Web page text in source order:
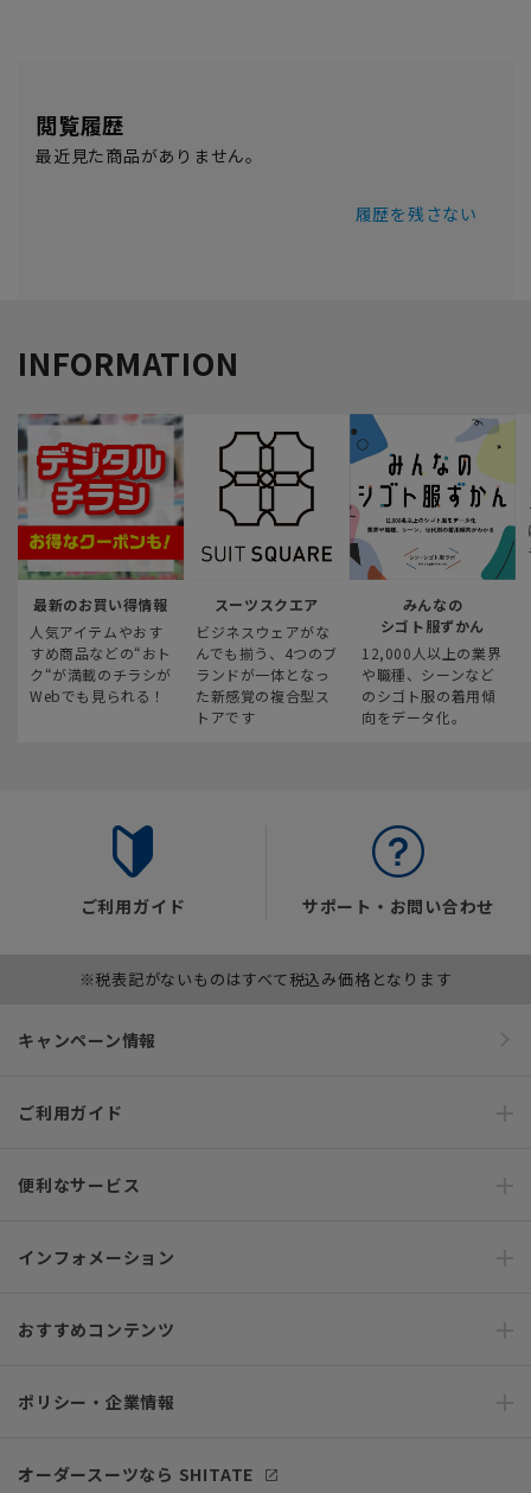
閲覧履歴
最近見た商品がありません。
履歴を残さない
INFORMATION
最新のお買い得情報
人気アイテムやおす
すめ商品などの“おト
ク“が満載のチラシが
Webでも見られる！
スーツスクエア
ビジネスウェアがな
んでも揃う、4つのブ
ランドが一体となっ
た新感覚の複合型ス
トアです
みんなの
シゴト服ずかん
12,000人以上の業界
や職種、シーンなど
のシゴト服の着用傾
向をデータ化。
ご利用ガイド サポート・お問い合わせ
※税表記がないものはすべて税込み価格となります
キャンペーン情報
ご利用ガイド
便利なサービス
インフォメーション
おすすめコンテンツ
ポリシー・企業情報
オーダースーツなら SHITATE